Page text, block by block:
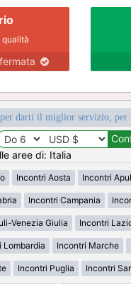
qualità
darti il miglior servizio, per
aree di: Italia
Incontri Aosta Incontri
Incontri Campania
Venezia Giulia Incontri
Lombardia Incontri Marche
Incontri Puglia Incontri